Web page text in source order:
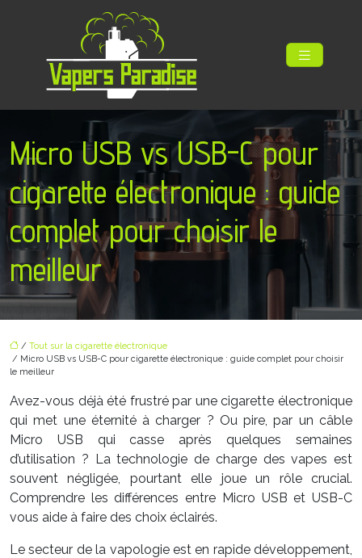
Micro USB vs USB-C pour
cigarette électronique : guide
complet pour choisir le
meilleur
/ Tout sur la cigarette électronique
/ Micro USB vs USB-C pour cigarette électronique : guide complet pour choisir
le meilleur
Avez-vous déjà été frustré par une cigarette électronique
qui met une éternité à charger ? Ou pire, par un câble
Micro USB qui casse après quelques semaines
d’utilisation ? La technologie de charge des vapes est
souvent négligée, pourtant elle joue un rôle crucial.
Comprendre les différences entre Micro USB et USB-C
vous aide à faire des choix éclairés.
Le secteur de la vapologie est en rapide développement,